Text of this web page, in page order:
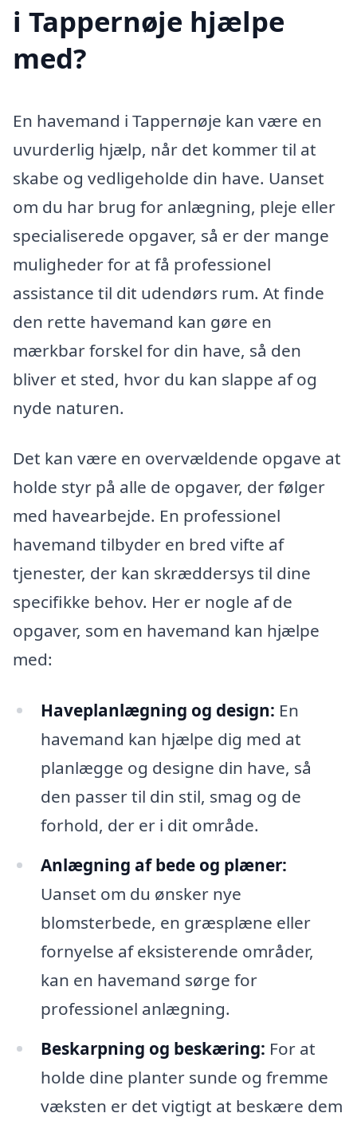
i Tappernøje hjælpe
med?
En havemand i Tappernøje kan være en
uvurderlig hjælp, når det kommer til at
skabe og vedligeholde din have. Uanset
om du har brug for anlægning, pleje eller
specialiserede opgaver, så er der mange
muligheder for at få professionel
assistance til dit udendørs rum. At finde
den rette havemand kan gøre en
mærkbar forskel for din have, så den
bliver et sted, hvor du kan slappe af og
nyde naturen.
Det kan være en overvældende opgave at
holde styr på alle de opgaver, der følger
med havearbejde. En professionel
havemand tilbyder en bred vifte af
tjenester, der kan skræddersys til dine
specifikke behov. Her er nogle af de
opgaver, som en havemand kan hjælpe
med:
Haveplanlægning og design: En
havemand kan hjælpe dig med at
planlægge og designe din have, så
den passer til din stil, smag og de
forhold, der er i dit område.
Anlægning af bede og plæner:
Uanset om du ønsker nye
blomsterbede, en græsplæne eller
fornyelse af eksisterende områder,
kan en havemand sørge for
professionel anlægning.
Beskarpning og beskæring: For at
holde dine planter sunde og fremme
væksten er det vigtigt at beskære dem